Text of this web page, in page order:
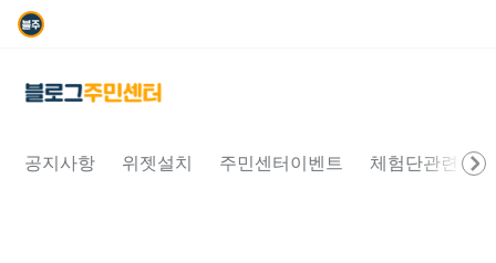
공지사항 위젯설치 주민센터이벤트 체험단관련문의